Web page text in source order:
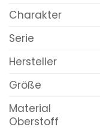
Charakter
Serie
Hersteller
Größe
Material
Oberstoff